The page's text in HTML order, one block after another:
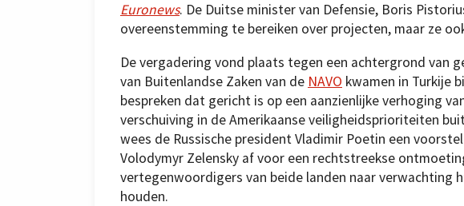
Euronews. De Duitse minister van Defensie, Boris
overeenstemming te bereiken over projecten, maar ze
De vergadering vond plaats tegen een achtergrond van
van Buitenlandse Zaken van de NAVO kwamen in Turkije
bespreken dat gericht is op een aanzienlijke verhoging
verschuiving in de Amerikaanse veiligheidsprioriteiten
wees de Russische president Vladimir Poetin een
Volodymyr Zelensky af voor een rechtstreekse
vertegenwoordigers van beide landen naar verwachting
houden.